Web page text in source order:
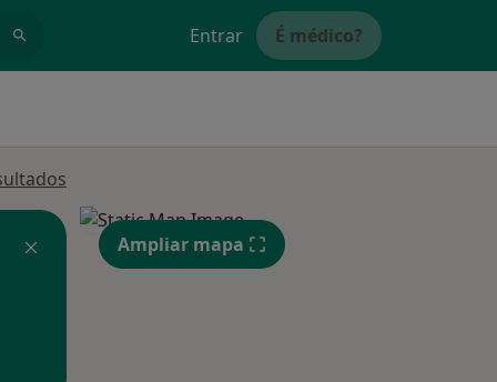
Entrar É médico?
Ampliar mapa